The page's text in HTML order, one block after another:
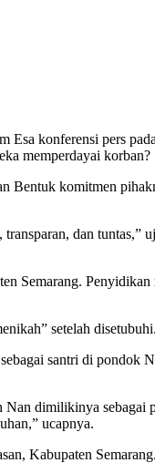
Esa konferensi pers
memperdayai korban?
Bentuk komitmen
dan tuntas,”
Semarang.
setelah disetubuhi.
santri di pondok
dimilikinya sebagai
ucapnya.
Kabupaten